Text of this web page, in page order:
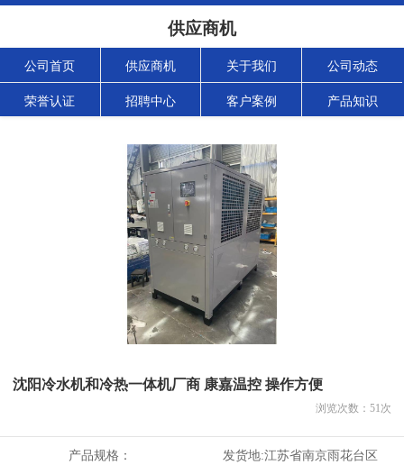
供应商机
公司首页 供应商机 关于我们 公司动态
荣誉认证 招聘中心 客户案例 产品知识
沈阳冷水机和冷热一体机厂商 康嘉温控 操作方便
浏览次数： 51次
产品规格： 发货地:江苏省南京雨花台区